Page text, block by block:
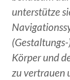
unterstütze
Körper und
zu vertrauen